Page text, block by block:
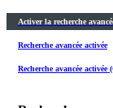
Activer la recherche
Recherche avancée activée
Recherche avancée